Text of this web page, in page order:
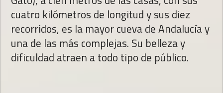
cuatro kilómetros de longitud y sus diez
recorridos, es la mayor cueva de Andalucía y
una de las más complejas. Su belleza y
dificuldad atraen a todo tipo de público.